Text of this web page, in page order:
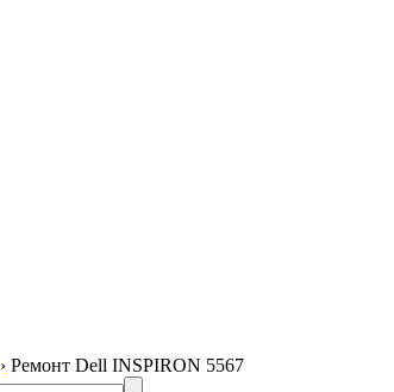
› Ремонт Dell INSPIRON 5567